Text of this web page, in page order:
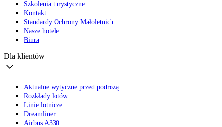
Szkolenia turystyczne
Kontakt
Standardy Ochrony Małoletnich
Nasze hotele
Biura
Dla klientów
Aktualne wytyczne przed podróżą
Rozkłady lotów
Linie lotnicze
Dreamliner
Airbus A330